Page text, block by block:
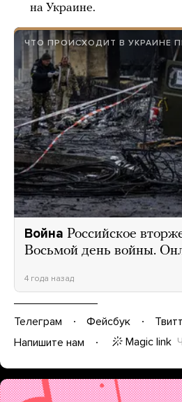
на Украине.
ЧТО ПРОИСХОДИТ В УКРАИНЕ
Война Российское
Восьмой день войны.
4 года назад
Телеграм Фейсбук
Напишите нам
Magic link